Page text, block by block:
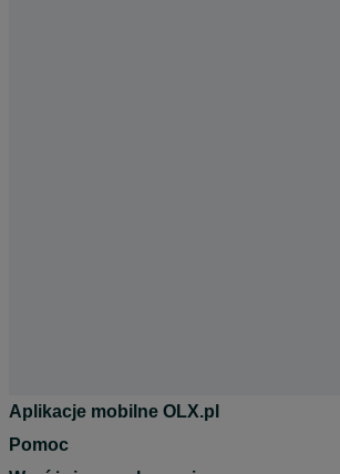
Aplikacje mobilne OLX.pl
Pomoc